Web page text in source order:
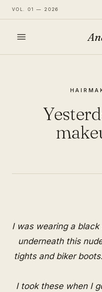
VOL. 01 — 2026
HAIR
I was wearing a
underneath this
tights and biker
I took these when I